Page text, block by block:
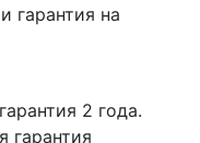
гарантия на
2 года.
гарантия